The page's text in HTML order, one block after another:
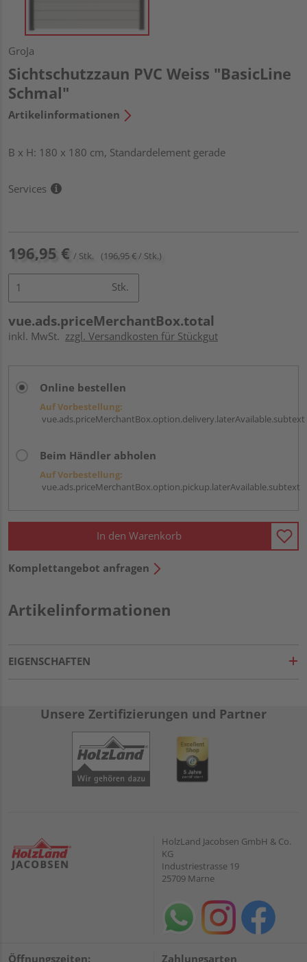
GroJa
Sichtschutzzaun PVC Weiss "BasicLine
Schmal"
Artikelinformationen
B x H: 180 x 180 cm, Standardelement gerade
Services
196,95 € / Stk. (196,95 € / Stk.)
Stk.
vue.ads.priceMerchantBox.total
inkl. MwSt. zzgl. Versandkosten für Stückgut
Online bestellen
Auf Vorbestellung:
vue.ads.priceMerchantBox.option.delivery.laterAvailable.subtext
Beim Händler abholen
Auf Vorbestellung:
vue.ads.priceMerchantBox.option.pickup.laterAvailable.subtext
In den Warenkorb
Komplettangebot anfragen
Artikelinformationen
EIGENSCHAFTEN
Unsere Zertifizierungen und Partner
HolzLand Jacobsen GmbH & Co.
KG
Industriestrasse 19
25709 Marne
Öffnungszeiten: Zahlungsarten